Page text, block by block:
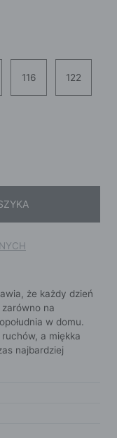
116 122
że każdy dzień
na
w domu.
a miękka
najbardziej